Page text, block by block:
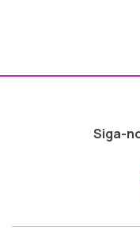
Siga-